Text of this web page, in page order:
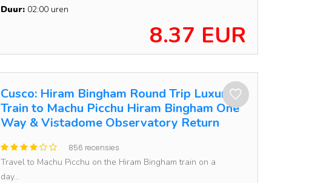
Duur: 02:00 uren
8.37 EUR
Cusco: Hiram Bingham Round Trip Luxury
Train to Machu Picchu Hiram Bingham One
Way & Vistadome Observatory Return
856 recensies
Travel to Machu Picchu on the Hiram Bingham train on a
day...